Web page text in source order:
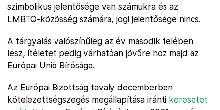
szimbolikus jelentősége van számukra és az
LMBTQ-közösség számára, jogi jelentősége nincs.
A tárgyalás valószínűleg az év második felében
lesz, ítéletet pedig várhatóan jövőre hoz majd az
Európai Unió Bírósága.
Az Európai Bizottság tavaly decemberben
kötelezettségszegés megállapítása iránti keresetet